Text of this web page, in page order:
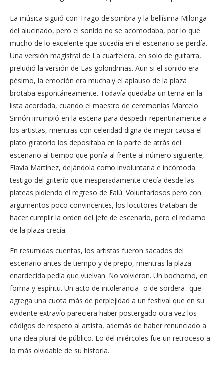
La música siguió con Trago de sombra y la bellísima Milonga
del alucinado, pero el sonido no se acomodaba, por lo que
mucho de lo excelente que sucedía en el escenario se perdía.
Una versión magistral de La cuartelera, en solo de guitarra,
preludió la versión de Las golondrinas. Aun si el sonido era
pésimo, la emoción era mucha y el aplauso de la plaza
brotaba espontáneamente. Todavía quedaba un tema en la
lista acordada, cuando el maestro de ceremonias Marcelo
Simón irrumpió en la escena para despedir repentinamente a
los artistas, mientras con celeridad digna de mejor causa el
plato giratorio los depositaba en la parte de atrás del
escenario al tiempo que ponía al frente al número siguiente,
Flavia Martínez, dejándola como involuntaria e incómoda
testigo del griterío que inesperadamente crecía desde las
plateas pidiendo el regreso de Falú. Voluntariosos pero con
argumentos poco convincentes, los locutores trataban de
hacer cumplir la orden del jefe de escenario, pero el reclamo
de la plaza crecía.
En resumidas cuentas, los artistas fueron sacados del
escenario antes de tiempo y de prepo, mientras la plaza
enardecida pedía que vuelvan. No volvieron. Un bochorno, en
forma y espíritu. Un acto de intolerancia -o de sordera- que
agrega una cuota más de perplejidad a un festival que en su
evidente extravío pareciera haber postergado otra vez los
códigos de respeto al artista, además de haber renunciado a
una idea plural de público. Lo del miércoles fue un retroceso a
lo más olvidable de su historia.